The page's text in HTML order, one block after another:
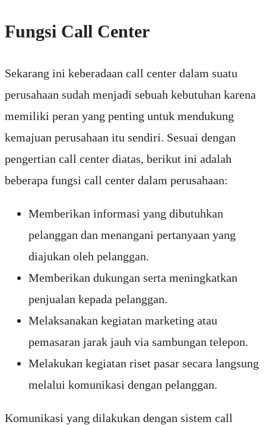
Fungsi Call Center
Sekarang ini keberadaan call center dalam suatu
perusahaan sudah menjadi sebuah kebutuhan karena
memiliki peran yang penting untuk mendukung
kemajuan perusahaan itu sendiri. Sesuai dengan
pengertian call center diatas, berikut ini adalah
beberapa fungsi call center dalam perusahaan:
Memberikan informasi yang dibutuhkan
pelanggan dan menangani pertanyaan yang
diajukan oleh pelanggan.
Memberikan dukungan serta meningkatkan
penjualan kepada pelanggan.
Melaksanakan kegiatan marketing atau
pemasaran jarak jauh via sambungan telepon.
Melakukan kegiatan riset pasar secara langsung
melalui komunikasi dengan pelanggan.
Komunikasi yang dilakukan dengan sistem call